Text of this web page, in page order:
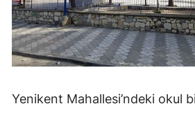
Yenikent Mahallesi’ndeki okul